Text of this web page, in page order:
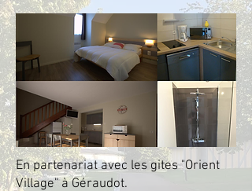
En partenariat avec les gites "Orient
Village" à Géraudot.